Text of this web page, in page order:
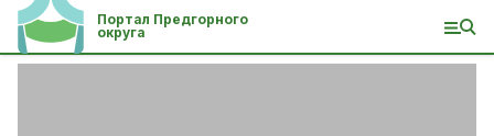
Портал Предгорного
округа